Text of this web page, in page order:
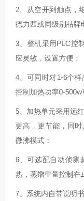
2、从空开到触点，
德力西或同级别品牌
3、整机采用PLC控
应灵敏，设置方便；
4、可同时对1-6个
控制加热功率0-500w
5、加热单元采用远
更高，更节能，同
微沸模式；
6、可选配自动侦测
热，蒸馏重量控制在
7、系统内自带说明